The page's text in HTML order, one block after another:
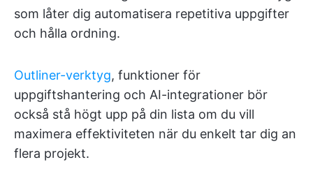
som låter dig automatisera repetitiva uppgifter
och hålla ordning.
Outliner-verktyg, funktioner för
uppgiftshantering och AI-integrationer bör
också stå högt upp på din lista om du vill
maximera effektiviteten när du enkelt tar dig an
flera projekt.